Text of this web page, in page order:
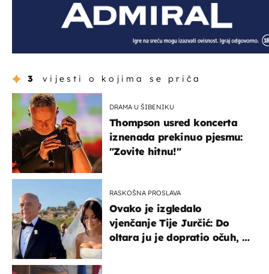
3 vijesti o kojima se priča
DRAMA U ŠIBENIKU
Thompson usred koncerta
iznenada prekinuo pjesmu:
"Zovite hitnu!"
RASKOŠNA PROSLAVA
Ovako je izgledalo
vjenčanje Tije Jurčić: Do
oltara ju je dopratio očuh, a